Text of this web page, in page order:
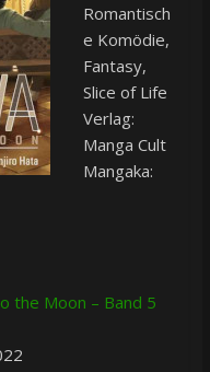
Romantisch
e Komödie,
Fantasy,
Slice of Life
Verlag:
Manga Cult
Mangaka:
the Moon – Band 5